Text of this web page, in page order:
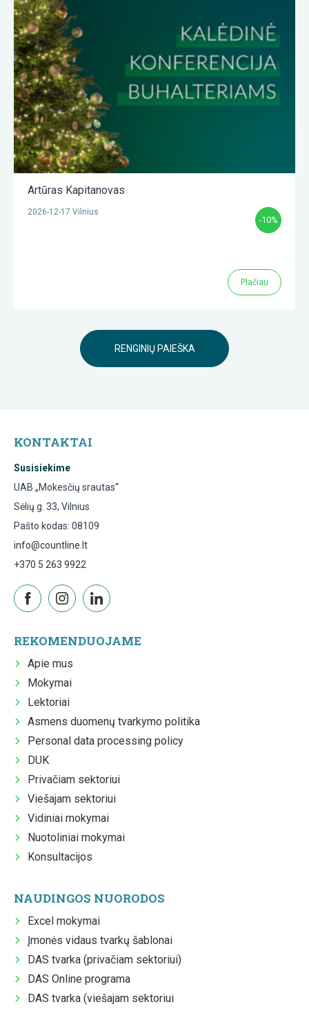
Artūras Kapitanovas
2026-12-17 Vilnius
-10%
Plačiau
RENGINIŲ PAIEŠKA
KONTAKTAI
Susisiekime
UAB „Mokesčių srautas“
Sėlių g. 33, Vilnius
Pašto kodas: 08109
info@countline.lt
+370 5 263 9922
REKOMENDUOJAME
Apie mus
Mokymai
Lektoriai
Asmens duomenų tvarkymo politika
Personal data processing policy
DUK
Privačiam sektoriui
Viešajam sektoriui
Vidiniai mokymai
Nuotoliniai mokymai
Konsultacijos
NAUDINGOS NUORODOS
Excel mokymai
Įmonės vidaus tvarkų šablonai
DAS tvarka (privačiam sektoriui)
DAS Online programa
DAS tvarka (viešajam sektoriui